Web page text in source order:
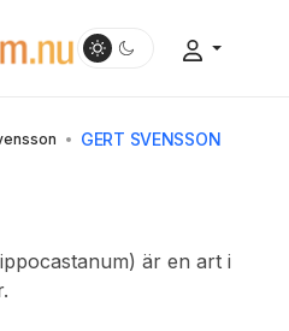
GERT SVENSSON
är en art i